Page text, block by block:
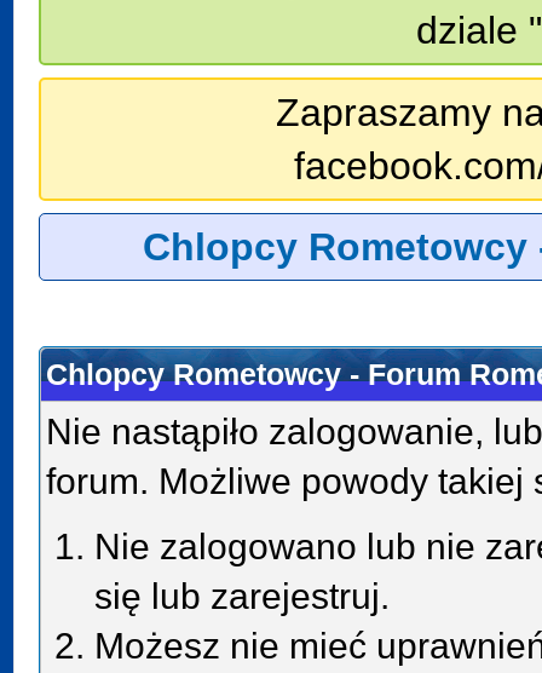
dziale
Zapraszamy
Chlopcy Rometowcy
Chlopcy Rometowcy - Forum
Nie nastąpiło zalogowanie,
forum. Możliwe powody takiej
Nie zalogowano lub nie
się lub zarejestruj.
Możesz nie mieć